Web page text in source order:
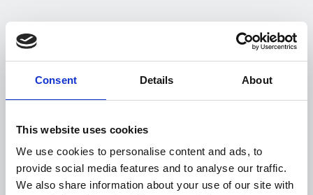
Consent Details About
This website uses cookies
We use cookies to personalise content and ads, to
provide social media features and to analyse our traffic.
We also share information about your use of our site with
Gebruik ChatGPT om
Reageer sneller en efficiënter op klanten dankzij
ChatGPT! AI-gegenereerde antwoorden worden